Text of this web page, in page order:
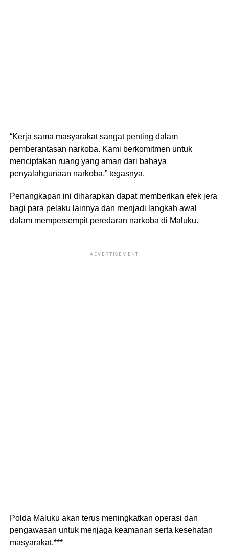
“Kerja sama masyarakat sangat penting dalam
pemberantasan narkoba. Kami berkomitmen untuk
menciptakan ruang yang aman dari bahaya
penyalahgunaan narkoba,” tegasnya.
Penangkapan ini diharapkan dapat memberikan efek jera
bagi para pelaku lainnya dan menjadi langkah awal
dalam mempersempit peredaran narkoba di Maluku.
ADVERTISEMENT
Polda Maluku akan terus meningkatkan operasi dan
pengawasan untuk menjaga keamanan serta kesehatan
masyarakat.***